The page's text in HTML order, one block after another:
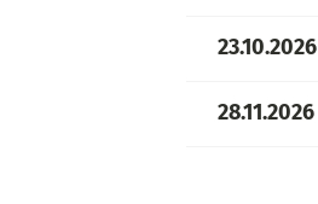
23.10.2026
28.11.2026